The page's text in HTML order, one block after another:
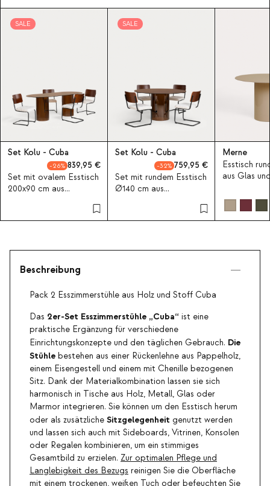
SALE
Set Kolu - Cuba
26
839,95
Set mit ovalem Esstisch
200x90 cm aus
und 4 Stühlen aus Holz
und Stoff Cuba
SALE
Set Kolu - Cuba
32
759,95
Set mit rundem Esstisch
Ø140 cm aus
und 4 Stühlen aus Holz
und Stoff Cuba
Merne
Esstisch
aus Glas
Beschreibung
Pack 2 Esszimmerstühle aus Holz und Stoff Cuba
Das 2er-Set Esszimmerstühle „Cuba“ ist eine
praktische Ergänzung für verschiedene
Einrichtungskonzepte und den täglichen Gebrauch. Die
Stühle bestehen aus einer Rückenlehne aus Pappelholz,
einem Eisengestell und einem mit Chenille bezogenen
Sitz. Dank der Materialkombination lassen sie sich
harmonisch in Tische aus Holz, Metall, Glas oder
Marmor integrieren. Sie können um den Esstisch herum
oder als zusätzliche Sitzgelegenheit genutzt werden
und lassen sich auch mit Sideboards, Vitrinen, Konsolen
oder Regalen kombinieren, um ein stimmiges
Gesamtbild zu erzielen. Zur optimalen Pflege und
Langlebigkeit des Bezugs reinigen Sie die Oberfläche
mit einem trockenen, weißen Tuch oder befeuchten Sie